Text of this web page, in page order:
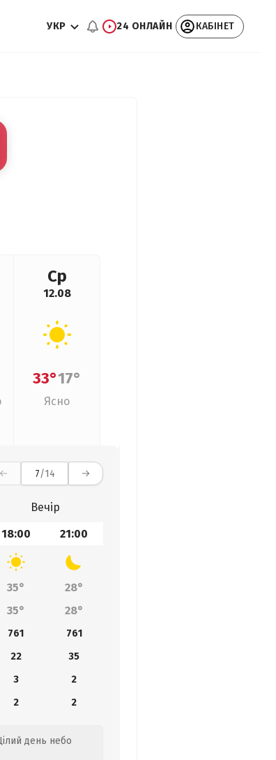
УКР 24 ОНЛАЙН КАБІНЕТ
Ср
12.08
33°17°
Ясно
7/14
Вечір
18:00 21:00
35°
28°
35° 28°
761
761
22
35
3
2
2 2
день небо